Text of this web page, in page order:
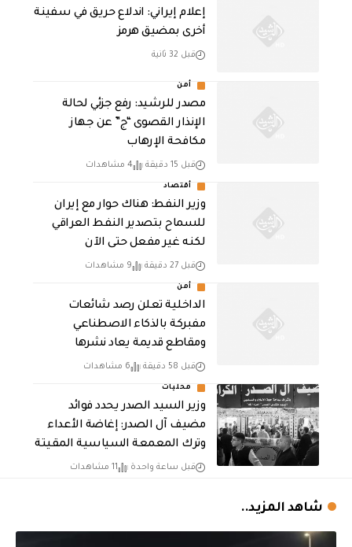
إعلام إيراني: اندلاع حريق في سفينة
أخرى بمضيق هرمز
قبل 32 ثانية
أمن
مصدر للرشيد: رفع جزئي لحالة
الإنذار القصوى “ج” عن جهاز
مكافحة الإرهاب
قبل 15 دقيقة 4 مشاهدات
أقتصاد
وزير النفط: هناك حوار مع إيران
للسماح بتصدير النفط العراقي
لكنه غير مفعل حتى الآن
قبل 27 دقيقة 9 مشاهدات
أمن
الداخلية تعلن رصد شائعات
مفبركة بالذكاء الاصطناعي
ومقاطع قديمة يعاد نشرها
قبل 58 دقيقة 6 مشاهدات
محليات
وزير السيد الصدر يحدد فوائد
مضيف آل الصدر: إغاضة الأعداء
وترك المعمعة السياسية المقيتة
قبل ساعة واحدة 11 مشاهدات
شاهد المزيد..